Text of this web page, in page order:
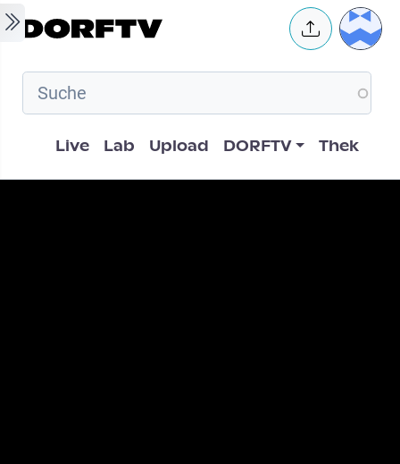
Skip to main content User
Hauptnavigation
Live Lab Upload DORFTV Thek